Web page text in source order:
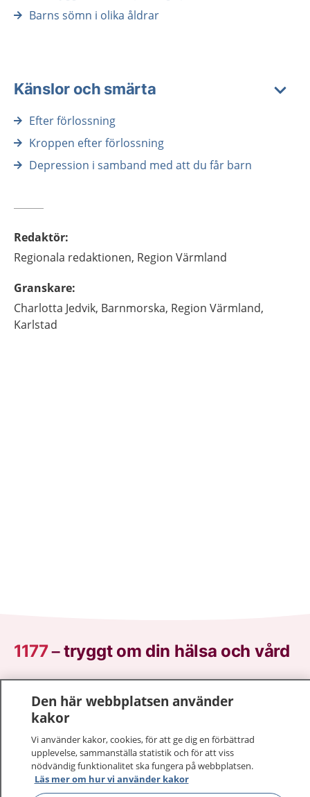
Barns sömn i olika åldrar
Känslor och smärta
Efter förlossning
Kroppen efter förlossning
Depression i samband med att du får barn
Redaktör:
Regionala redaktionen, Region Värmland
Granskare:
Charlotta Jedvik, Barnmorska, Region Värmland,
Karlstad
1177–tryggt om din hälsa och vård
På 1177.se får du råd om hälsa och information om
sjukdomar och vilka mottagningar du kan kontakta.
Logga in för att läsa din journal och göra dina
vårdärenden. Ring telefonnummer 1177 för
sjukvårdsrådgivning dygnet runt.
1177 ger dig råd när du vill må bättre.
Den här webbplatsen använder
kakor
Vi använder kakor, cookies, för att ge dig en förbättrad
upplevelse, sammanställa statistik och för att viss
nödvändig funktionalitet ska fungera på webbplatsen.
Läs mer om hur vi använder kakor